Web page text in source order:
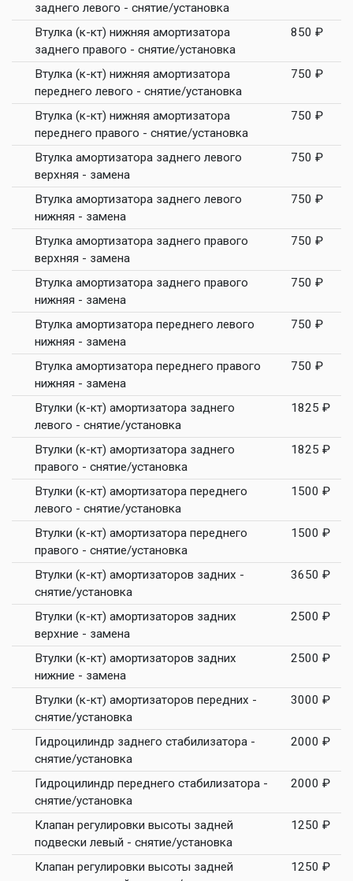
заднего левого - снятие/установка
Втулка (к-кт) нижняя амортизатора
заднего правого - снятие/установка
850 ₽
Втулка (к-кт) нижняя амортизатора
переднего левого - снятие/установка
750 ₽
Втулка (к-кт) нижняя амортизатора
переднего правого - снятие/установка
750 ₽
Втулка амортизатора заднего левого
верхняя - замена
750 ₽
Втулка амортизатора заднего левого
нижняя - замена
750 ₽
Втулка амортизатора заднего правого
верхняя - замена
750 ₽
Втулка амортизатора заднего правого
нижняя - замена
750 ₽
Втулка амортизатора переднего левого
нижняя - замена
750 ₽
Втулка амортизатора переднего правого
нижняя - замена
750 ₽
Втулки (к-кт) амортизатора заднего
левого - снятие/установка
1825 ₽
Втулки (к-кт) амортизатора заднего
правого - снятие/установка
1825 ₽
Втулки (к-кт) амортизатора переднего
левого - снятие/установка
1500 ₽
Втулки (к-кт) амортизатора переднего
правого - снятие/установка
1500 ₽
Втулки (к-кт) амортизаторов задних -
снятие/установка
3650 ₽
Втулки (к-кт) амортизаторов задних
верхние - замена
2500 ₽
Втулки (к-кт) амортизаторов задних
нижние - замена
2500 ₽
Втулки (к-кт) амортизаторов передних -
снятие/установка
3000 ₽
Гидроцилиндр заднего стабилизатора -
снятие/установка
2000 ₽
Гидроцилиндр переднего стабилизатора -
снятие/установка
2000 ₽
Клапан регулировки высоты задней
подвески левый - снятие/установка
1250 ₽
Клапан регулировки высоты задней
1250 ₽